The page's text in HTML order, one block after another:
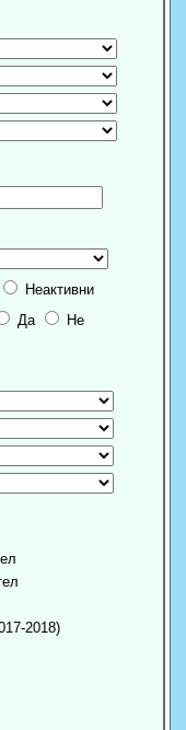
Неактивни
Да Не
2018)